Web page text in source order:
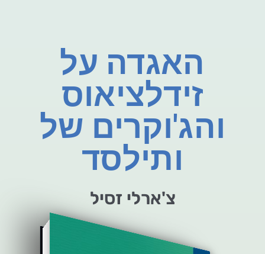
האגדה על
זידלציאוס
והג'וקרים של
ותילסד
צ'ארלי זסיל